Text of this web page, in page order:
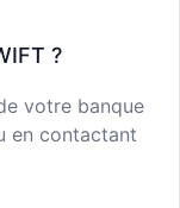
?
votre banque
en contactant